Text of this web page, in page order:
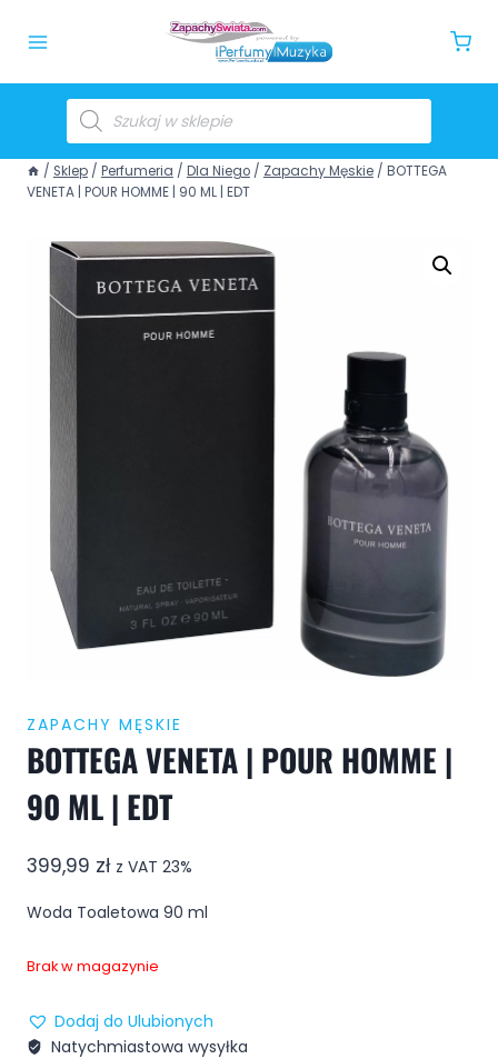
/ Sklep / Perfumeria / Dla Niego / Zapachy Męskie / BOTTEGA
VENETA | POUR HOMME | 90 ML | EDT
ZAPACHY MĘSKIE
BOTTEGA VENETA | POUR HOMME |
90 ML | EDT
399,99 zł z VAT 23%
Woda Toaletowa 90 ml
Brak w magazynie
Dodaj do Ulubionych
Natychmiastowa wysyłka